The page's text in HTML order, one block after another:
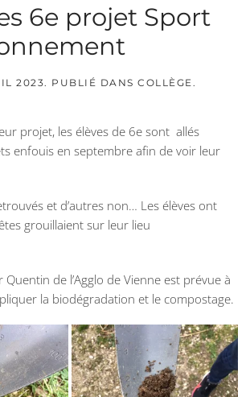
6e projet Sport
2023. PUBLIÉ DANS COLLÈGE .
projet, les élèves de 6e sont allés
enfouis en septembre afin de voir leur
et d’autres non… Les élèves ont
grouillaient sur leur lieu
de l’Agglo de Vienne est prévue à
la biodégradation et le compostage.